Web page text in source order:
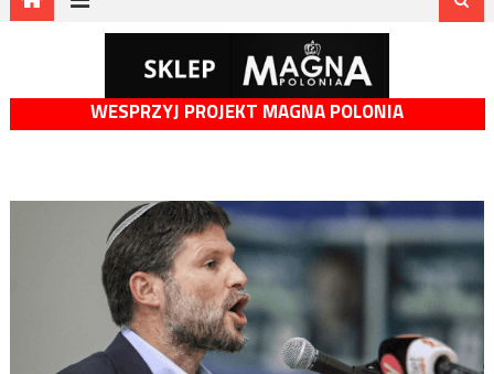
WESPRZYJ PROJEKT MAGNA POLONIA